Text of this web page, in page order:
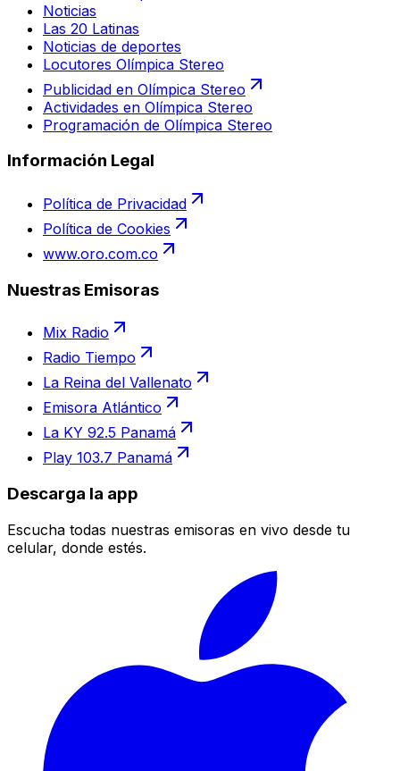
Noticias
Las 20 Latinas
Noticias de deportes
Locutores Olímpica Stereo
Publicidad en Olímpica Stereo
Actividades en Olímpica Stereo
Programación de Olímpica Stereo
Información Legal
Política de Privacidad
Política de Cookies
www.oro.com.co
Nuestras Emisoras
Mix Radio
Radio Tiempo
La Reina del Vallenato
Emisora Atlántico
La KY 92.5 Panamá
Play 103.7 Panamá
Descarga la app
Escucha todas nuestras emisoras en vivo desde tu
celular, donde estés.